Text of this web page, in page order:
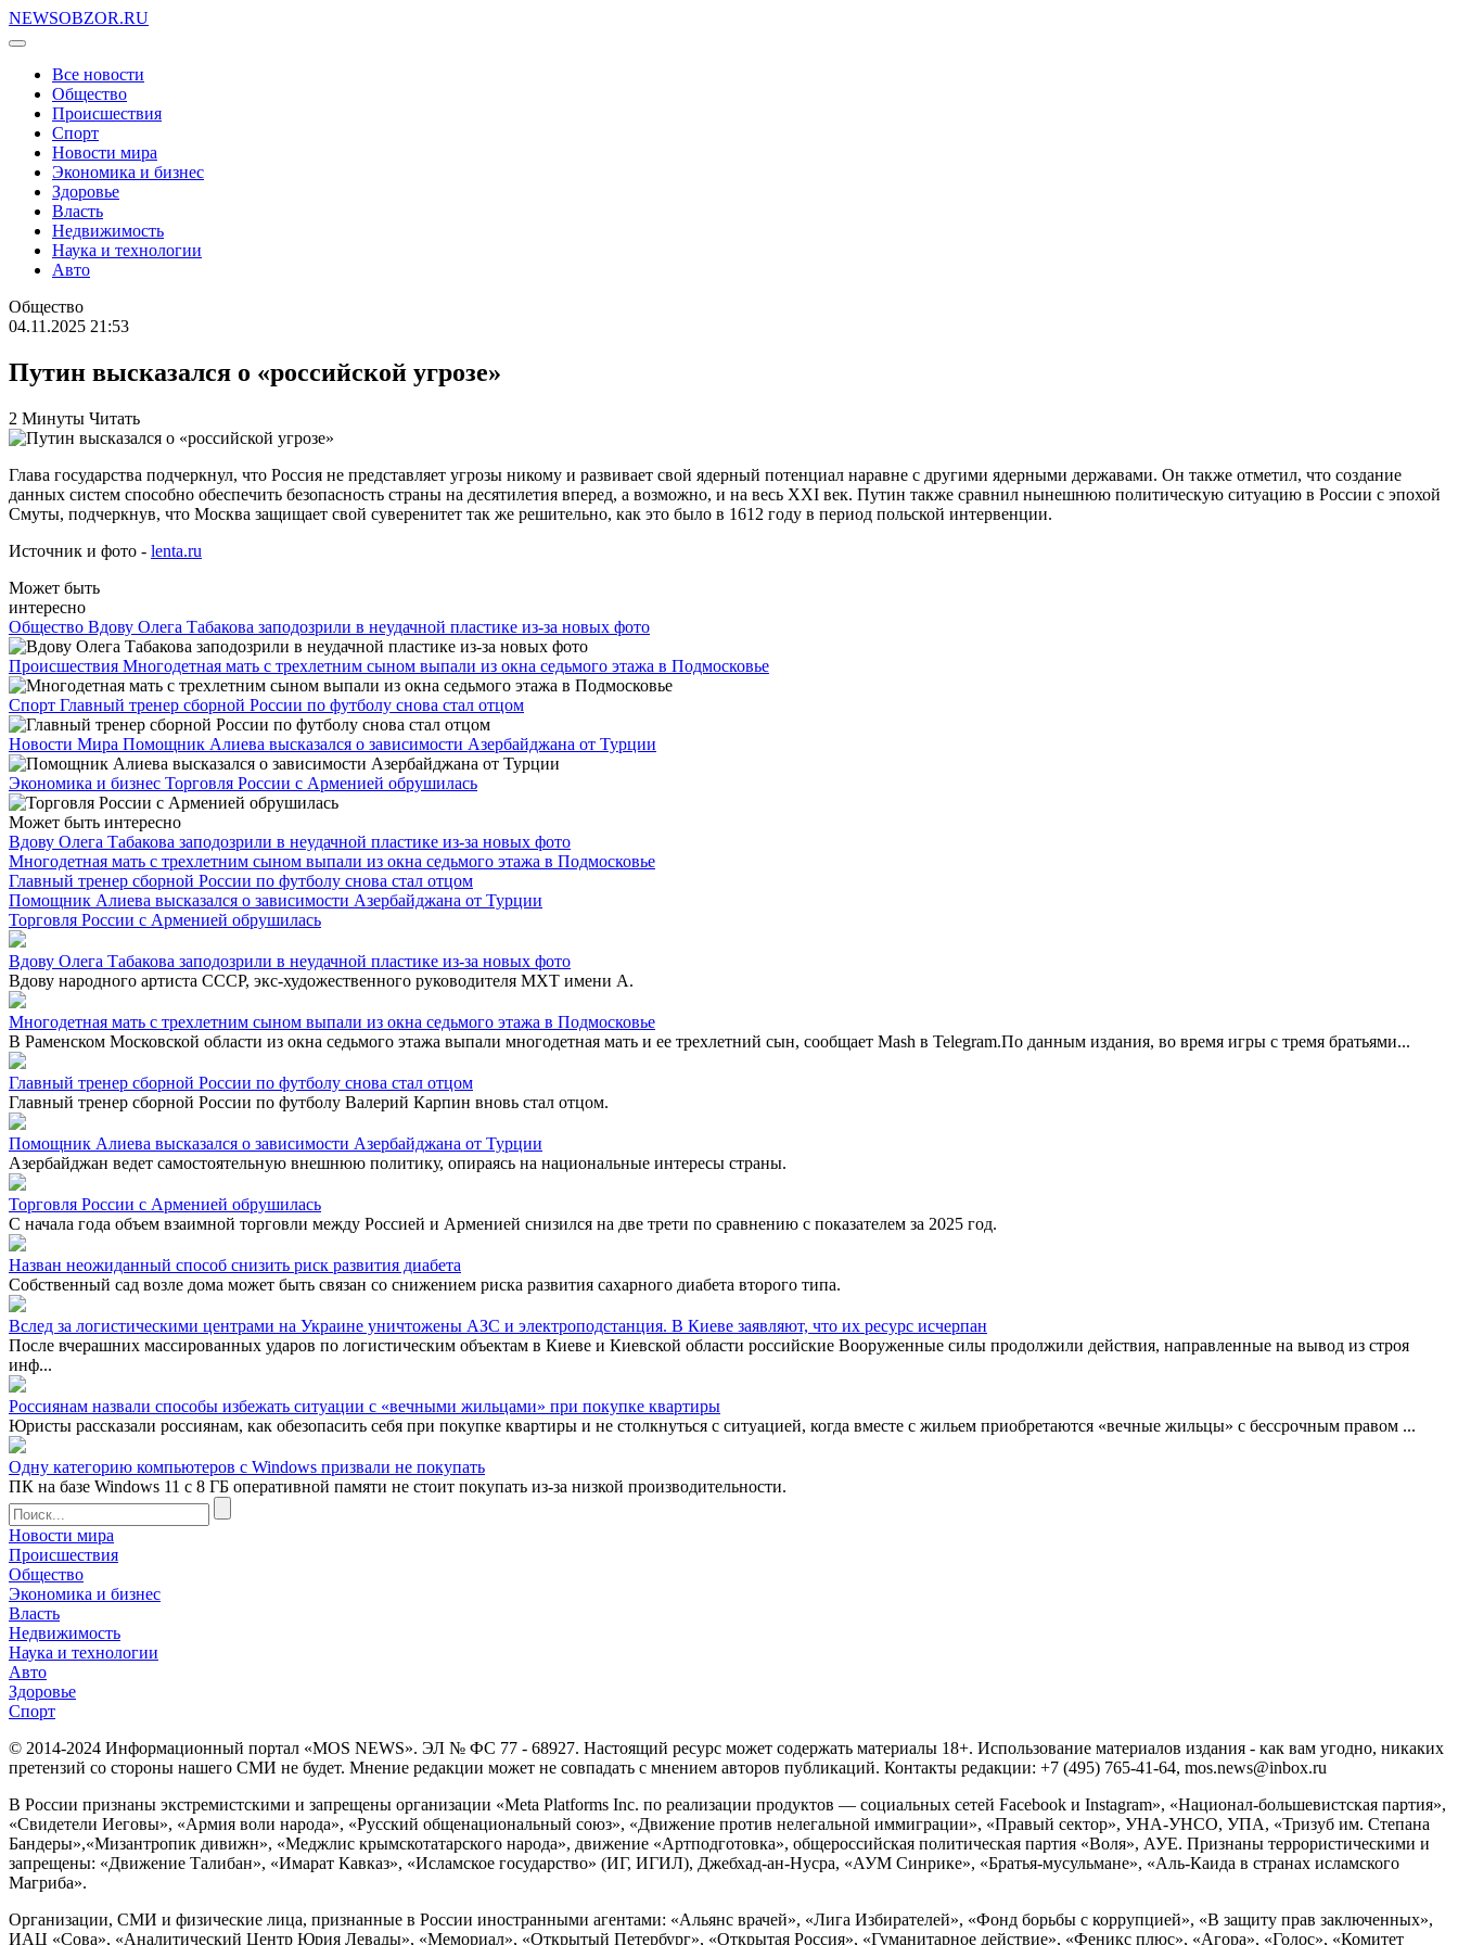
NEWSOBZOR.RU
Все новости
Общество
Происшествия
Спорт
Новости мира
Экономика и бизнес
Здоровье
Власть
Недвижимость
Наука и технологии
Авто
Общество
04.11.2025 21:53
Путин высказался о «российской угрозе»
2 Минуты Читать
Глава государства подчеркнул, что Россия не представляет угрозы никому и развивает свой ядерный потенциал наравне с другими ядерными державами. Он также отметил, что создание
данных систем способно обеспечить безопасность страны на десятилетия вперед, а возможно, и на весь XXI век. Путин также сравнил нынешнюю политическую ситуацию в России с эпохой
Смуты, подчеркнув, что Москва защищает свой суверенитет так же решительно, как это было в 1612 году в период польской интервенции.
Источник и фото - lenta.ru
Может быть
интересно
Общество Вдову Олега Табакова заподозрили в неудачной пластике из-за новых фото
Происшествия Многодетная мать с трехлетним сыном выпали из окна седьмого этажа в Подмосковье
Спорт Главный тренер сборной России по футболу снова стал отцом
Новости Мира Помощник Алиева высказался о зависимости Азербайджана от Турции
Экономика и бизнес Торговля России с Арменией обрушилась
Может быть интересно
Вдову Олега Табакова заподозрили в неудачной пластике из-за новых фото
Многодетная мать с трехлетним сыном выпали из окна седьмого этажа в Подмосковье
Главный тренер сборной России по футболу снова стал отцом
Помощник Алиева высказался о зависимости Азербайджана от Турции
Торговля России с Арменией обрушилась
Вдову Олега Табакова заподозрили в неудачной пластике из-за новых фото
Вдову народного артиста СССР, экс-художественного руководителя МХТ имени А.
Многодетная мать с трехлетним сыном выпали из окна седьмого этажа в Подмосковье
В Раменском Московской области из окна седьмого этажа выпали многодетная мать и ее трехлетний сын, сообщает Mash в Telegram.По данным издания, во время игры с тремя братьями...
Главный тренер сборной России по футболу снова стал отцом
Главный тренер сборной России по футболу Валерий Карпин вновь стал отцом.
Помощник Алиева высказался о зависимости Азербайджана от Турции
Азербайджан ведет самостоятельную внешнюю политику, опираясь на национальные интересы страны.
Торговля России с Арменией обрушилась
С начала года объем взаимной торговли между Россией и Арменией снизился на две трети по сравнению с показателем за 2025 год.
Назван неожиданный способ снизить риск развития диабета
Собственный сад возле дома может быть связан со снижением риска развития сахарного диабета второго типа.
Вслед за логистическими центрами на Украине уничтожены АЗС и электроподстанция. В Киеве заявляют, что их ресурс исчерпан
После вчерашних массированных ударов по логистическим объектам в Киеве и Киевской области российские Вооруженные силы продолжили действия, направленные на вывод из строя
инф...
Россиянам назвали способы избежать ситуации с «вечными жильцами» при покупке квартиры
Юристы рассказали россиянам, как обезопасить себя при покупке квартиры и не столкнуться с ситуацией, когда вместе с жильем приобретаются «вечные жильцы» с бессрочным правом ...
Одну категорию компьютеров с Windows призвали не покупать
ПК на базе Windows 11 с 8 ГБ оперативной памяти не стоит покупать из-за низкой производительности.
Новости мира
Происшествия
Общество
Экономика и бизнес
Власть
Недвижимость
Наука и технологии
Авто
Здоровье
Спорт
© 2014-2024 Информационный портал «MOS NEWS». ЭЛ № ФС 77 - 68927. Настоящий ресурс может содержать материалы 18+. Использование материалов издания - как вам угодно, никаких
претензий со стороны нашего СМИ не будет. Мнение редакции может не совпадать с мнением авторов публикаций. Контакты редакции: +7 (495) 765-41-64, mos.news@inbox.ru
В России признаны экстремистскими и запрещены организации «Meta Platforms Inc. по реализации продуктов — социальных сетей Facebook и Instagram», «Национал-большевистская партия»,
«Свидетели Иеговы», «Армия воли народа», «Русский общенациональный союз», «Движение против нелегальной иммиграции», «Правый сектор», УНА-УНСО, УПА, «Тризуб им. Степана
Бандеры»,«Мизантропик дивижн», «Меджлис крымскотатарского народа», движение «Артподготовка», общероссийская политическая партия «Воля», АУЕ. Признаны террористическими и
запрещены: «Движение Талибан», «Имарат Кавказ», «Исламское государство» (ИГ, ИГИЛ), Джебхад-ан-Нусра, «АУМ Синрике», «Братья-мусульмане», «Аль-Каида в странах исламского
Магриба».
Организации, СМИ и физические лица, признанные в России иностранными агентами: «Альянс врачей», «Лига Избирателей», «Фонд борьбы с коррупцией», «В защиту прав заключенных»,
ИАЦ «Сова», «Аналитический Центр Юрия Левады», «Мемориал», «Открытый Петербург», «Открытая Россия», «Гуманитарное действие», «Феникс плюс», «Агора», «Голос», «Комитет